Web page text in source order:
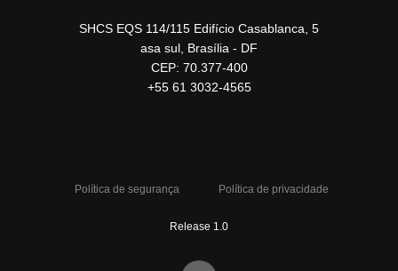
SHCS EQS 114/115 Edifício Casablanca, 5
asa sul, Brasília - DF
CEP: 70.377-400
+55 61 3032-4565
Política de segurança Política de privacidade
Release 1.0